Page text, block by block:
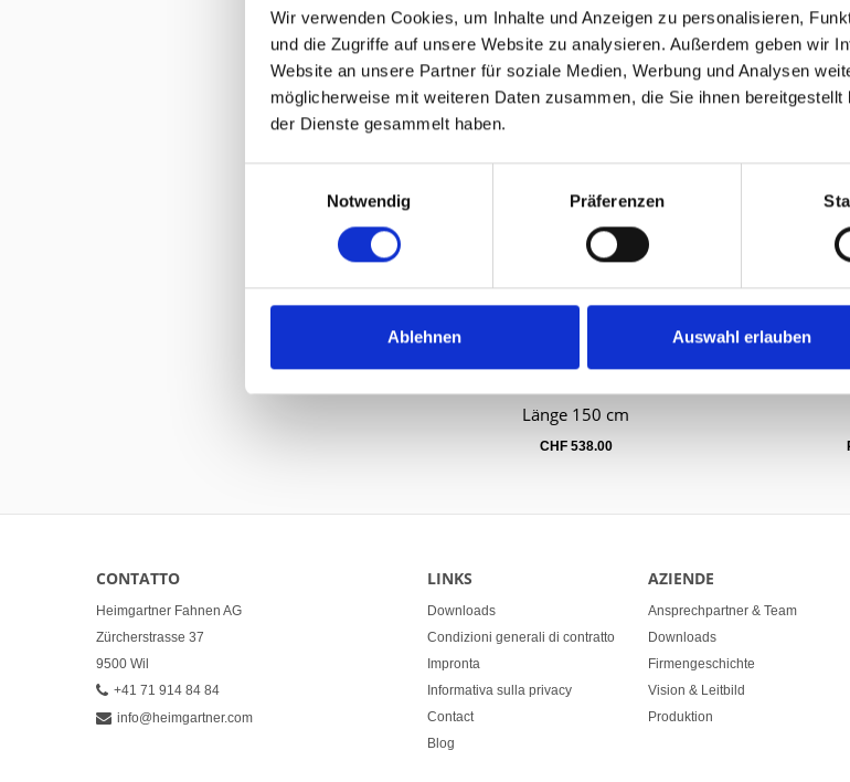
Wir verwenden Cookies, um Inhalte und Anzeigen zu personalisieren,
und die Zugriffe auf unsere Website zu analysieren. Außerdem geben wir
Website an unsere Partner für soziale Medien, Werbung und Analysen
möglicherweise mit weiteren Daten zusammen, die Sie ihnen
der Dienste gesammelt haben.
Notwendig
Präferenzen
Ablehnen Auswahl erlauben
Carrello
Länge 150 cm
CHF538.00
CONTATTO
Heimgartner Fahnen AG
Zürcherstrasse 37
9500 Wil
+41 71 914 84 84
info@heimgartner.com
LINKS
Downloads
Condizioni generali di contratto
Impronta
Informativa sulla privacy
Contact
Blog
AZIENDE
Ansprechpartner & Team
Downloads
Firmengeschichte
Vision & Leitbild
Produktion